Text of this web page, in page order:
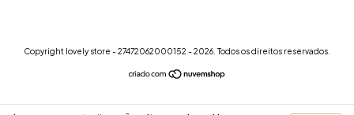
Copyright lovely store - 27472062000152 - 2026. Todos os direitos reservados.